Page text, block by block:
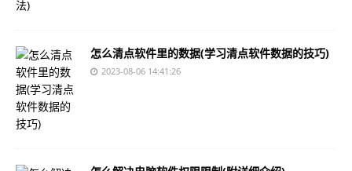
怎么清点软件里的数据(学习清点软件数据的技巧)
2023-08-06 14:41:26